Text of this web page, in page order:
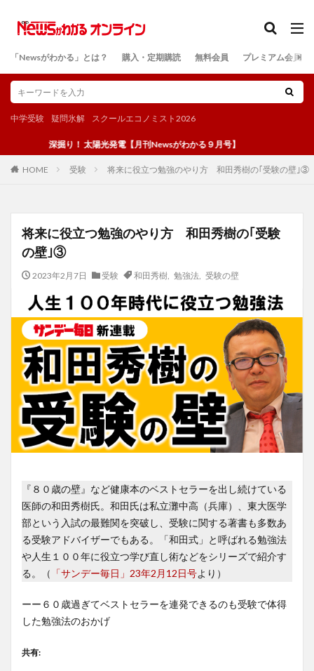
「Newsがわかる」とは？ 購入・定期購読 無料会員 プレミアム会員
中学受験 疑問氷解 スクールエコノミスト2026
深掘り！ 太陽光発電【月刊Newsがわかる９月号】
HOME 受験 将来に役立つ勉強のやり方 和田秀樹の｢受験の壁｣③
将来に役立つ勉強のやり方 和田秀樹の｢受験
の壁｣③
2023年2月7日 受験 和田秀樹, 勉強法, 受験の壁
『８０歳の壁』など健康本のベストセラーを出し続けている
医師の和田秀樹氏。和田氏は私立灘中高（兵庫）、東大医学
部という入試の最難関を突破し、受験に関する著書も多数あ
る受験アドバイザーでもある。「和田式」と呼ばれる勉強法
や人生１００年に役立つ学び直し術などをシリーズで紹介す
る。（ 「サンデー毎日」23年2月12日号より）
ーー６０歳過ぎてベストセラーを連発できるのも受験で体得
した勉強法のおかげ
共有:
検索